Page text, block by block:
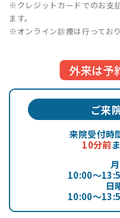
※クレジットカードでのお支
ます。
※オンライン診療は行っており
ご来
来院受付時
10分前
10:00～
日
10:00～